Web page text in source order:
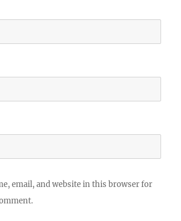
email, and website in this browser for